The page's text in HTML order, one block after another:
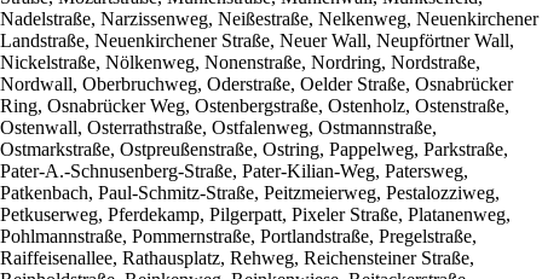
Nadelstraße, Narzissenweg, Neißestraße, Nelkenweg, Neuenkirchener
Landstraße, Neuenkirchener Straße, Neuer Wall, Neupförtner Wall,
Nickelstraße, Nölkenweg, Nonenstraße, Nordring, Nordstraße,
Nordwall, Oberbruchweg, Oderstraße, Oelder Straße, Osnabrücker
Ring, Osnabrücker Weg, Ostenbergstraße, Ostenholz, Ostenstraße,
Ostenwall, Osterrathstraße, Ostfalenweg, Ostmannstraße,
Ostmarkstraße, Ostpreußenstraße, Ostring, Pappelweg, Parkstraße,
Pater-A.-Schnusenberg-Straße, Pater-Kilian-Weg, Patersweg,
Patkenbach, Paul-Schmitz-Straße, Peitzmeierweg, Pestalozziweg,
Petkuserweg, Pferdekamp, Pilgerpatt, Pixeler Straße, Platanenweg,
Pohlmannstraße, Pommernstraße, Portlandstraße, Pregelstraße,
Raiffeisenallee, Rathausplatz, Rehweg, Reichensteiner Straße,